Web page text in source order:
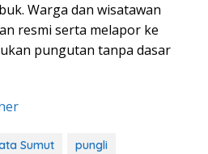
Warga dan wisatawan
resmi serta melapor ke
pungutan tanpa dasar
Sumut pungli